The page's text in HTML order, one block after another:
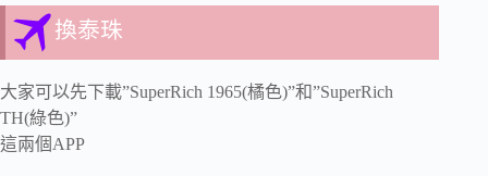
換泰珠
大家可以先下載”SuperRich 1965(橘色)”和”SuperRich
TH(綠色)”
這兩個APP